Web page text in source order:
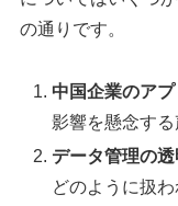
の通りです。
中国企業のア
影響を懸念する
データ管理の
どのように扱